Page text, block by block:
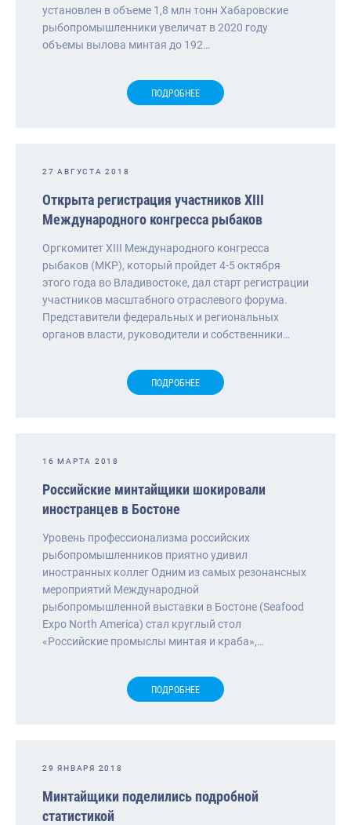
установлен в объеме 1,8 млн тонн Хабаровские
рыбопромышленники увеличат в 2020 году
объемы вылова минтая до 192…
ПОДРОБНЕЕ
27 АВГУСТА 2018
Открыта регистрация участников XIII
Международного конгресса рыбаков
Оргкомитет XIII Международного конгресса
рыбаков (МКР), который пройдет 4-5 октября
этого года во Владивостоке, дал старт регистрации
участников масштабного отраслевого форума.
Представители федеральных и региональных
органов власти, руководители и собственники…
ПОДРОБНЕЕ
16 МАРТА 2018
Российские минтайщики шокировали
иностранцев в Бостоне
Уровень профессионализма российских
рыбопромышленников приятно удивил
иностранных коллег Одним из самых резонансных
мероприятий Международной
рыбопромышленной выставки в Бостоне (Seafood
Expo North America) стал круглый стол
«Российские промыслы минтая и краба»,…
ПОДРОБНЕЕ
29 ЯНВАРЯ 2018
Минтайщики поделились подробной
статистикой